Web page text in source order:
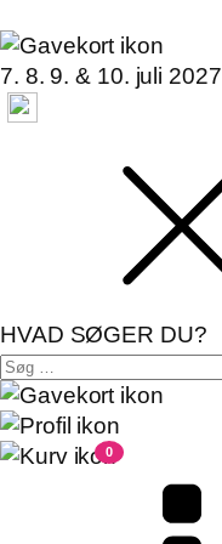
7. 8. 9. & 10. juli 2027
HVAD SØGER DU?
Søg
efter:
0